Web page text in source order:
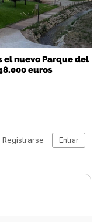
el nuevo Parque del
euros